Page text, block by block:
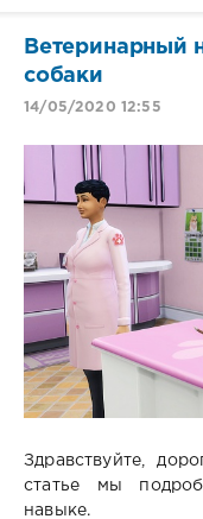
Ветеринарный
собаки
14/05/2020 12:55
Здравствуйте,
статье мы
навыке.